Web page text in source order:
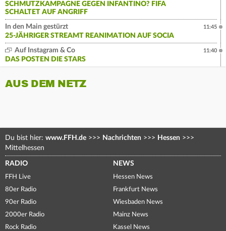
SCHMUTZKAMPAGNE GEGEN INFANTINO? FIFA
SCHALTET AUF ANGRIFF
In den Main gestürzt
25-JÄHRIGER STREAMT REANIMATION AUF SOCIA
11:45
Auf Instagram & Co
DAS POSTEN DIE STARS
11:40
AUS DEM NETZ
Du bist hier: www.FFH.de >>> Nachrichten >>> Hessen >>>
Mittelhessen
RADIO
FFH Live
80er Radio
90er Radio
2000er Radio
Rock Radio
NEWS
Hessen News
Frankfurt News
Wiesbaden News
Mainz News
Kassel News